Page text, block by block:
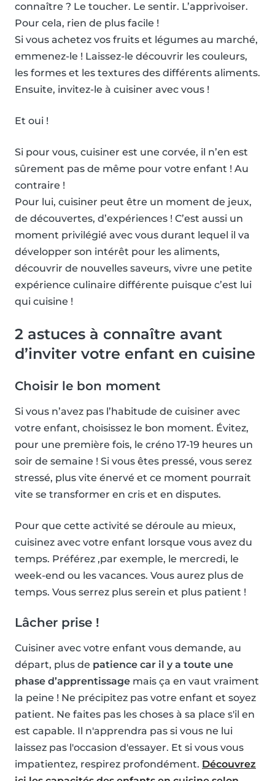
connaître ? Le toucher. Le sentir. L’apprivoiser.
Pour cela, rien de plus facile !
Si vous achetez vos fruits et légumes au marché,
emmenez-le ! Laissez-le découvrir les couleurs,
les formes et les textures des différents aliments.
Ensuite, invitez-le à cuisiner avec vous !
Et oui !
Si pour vous, cuisiner est une corvée, il n’en est
sûrement pas de même pour votre enfant ! Au
contraire !
Pour lui, cuisiner peut être un moment de jeux,
de découvertes, d’expériences ! C’est aussi un
moment privilégié avec vous durant lequel il va
développer son intérêt pour les aliments,
découvrir de nouvelles saveurs, vivre une petite
expérience culinaire différente puisque c’est lui
qui cuisine !
2 astuces à connaître avant
d’inviter votre enfant en cuisine
Choisir le bon moment
Si vous n’avez pas l’habitude de cuisiner avec
votre enfant, choisissez le bon moment. Évitez,
pour une première fois, le créno 17-19 heures un
soir de semaine ! Si vous êtes pressé, vous serez
stressé, plus vite énervé et ce moment pourrait
vite se transformer en cris et en disputes.
Pour que cette activité se déroule au mieux,
cuisinez avec votre enfant lorsque vous avez du
temps. Préférez ,par exemple, le mercredi, le
week-end ou les vacances. Vous aurez plus de
temps. Vous serrez plus serein et plus patient !
Lâcher prise !
Cuisiner avec votre enfant vous demande, au
départ, plus de patience car il y a toute une
phase d’apprentissage mais ça en vaut vraiment
la peine ! Ne précipitez pas votre enfant et soyez
patient. Ne faites pas les choses à sa place s'il en
est capable. Il n'apprendra pas si vous ne lui
laissez pas l'occasion d'essayer. Et si vous vous
impatientez, respirez profondément. Découvrez